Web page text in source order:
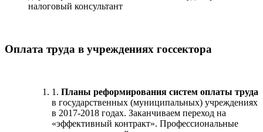
налоговый консультант
Оплата труда в учреждениях госсектора
1. Планы реформирования систем оплаты труда
в государственных (муниципальных) учреждениях
в 2017-2018 годах. Заканчиваем переход на
«эффективный контракт». Профессиональные